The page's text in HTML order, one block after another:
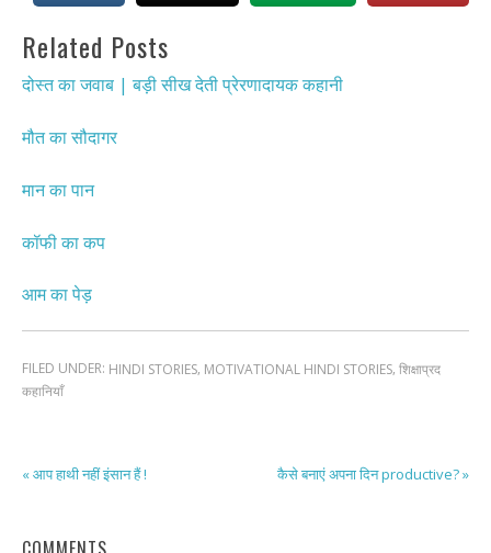
Related Posts
दोस्त का जवाब | बड़ी सीख देती प्रेरणादायक कहानी
मौत का सौदागर
मान का पान
कॉफी का कप
आम का पेड़
FILED UNDER: HINDI STORIES, MOTIVATIONAL HINDI STORIES, शिक्षाप्रद
कहानियाँ
« आप हाथी नहीं इंसान हैं ! कैसे बनाएं अपना दिन productive? »